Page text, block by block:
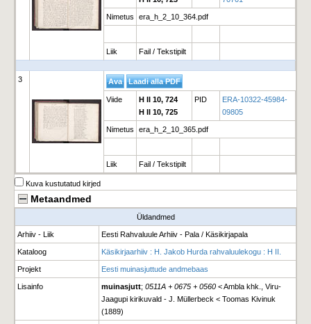
Nimetus era_h_2_10_364.pdf
Liik Fail / Tekstipilt
3
Viide
H II 10, 724
H II 10, 725
PID
ERA-10322-45984-
09805
Nimetus era_h_2_10_365.pdf
Liik Fail / Tekstipilt
Kuva kustutatud kirjed
Metaandmed
Üldandmed
Arhiiv - Liik Eesti Rahvaluule Arhiiv - Pala / Käsikirjapala
Kataloog Käsikirjaarhiiv : H. Jakob Hurda rahvaluulekogu : H II.
Projekt Eesti muinasjuttude andmebaas
Lisainfo muinasjutt; 0511A + 0675 + 0560 < Ambla khk., Viru-
Jaagupi kirikuvald - J. Müllerbeck < Toomas Kivinuk
(1889)